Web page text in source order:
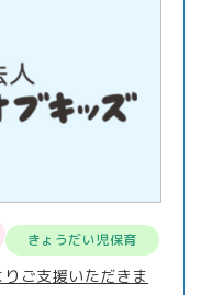
きょうだい児保育
ご支援いただきま